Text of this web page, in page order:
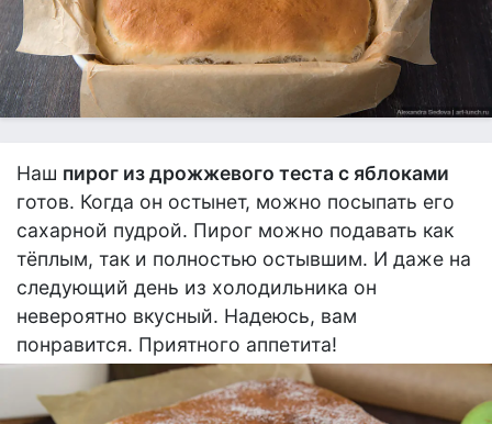
Наш пирог из дрожжевого теста с яблоками
готов. Когда он остынет, можно посыпать его
сахарной пудрой. Пирог можно подавать как
тёплым, так и полностью остывшим. И даже на
следующий день из холодильника он
невероятно вкусный. Надеюсь, вам
понравится. Приятного аппетита!